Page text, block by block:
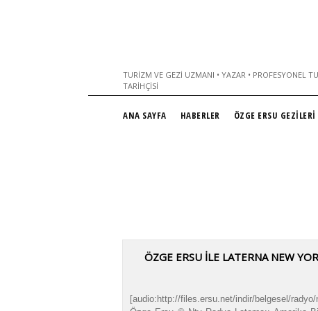
TURIZM VE GEZI UZMANI • YAZAR • PROFESYONEL
TARIHÇISI
ANA SAYFA HABERLER ÖZGE ERSU GEZİLERİ
ÖZGE ERSU İLE LATERNA NEW
[audio:http://files.ersu.net/indir/belgesel/